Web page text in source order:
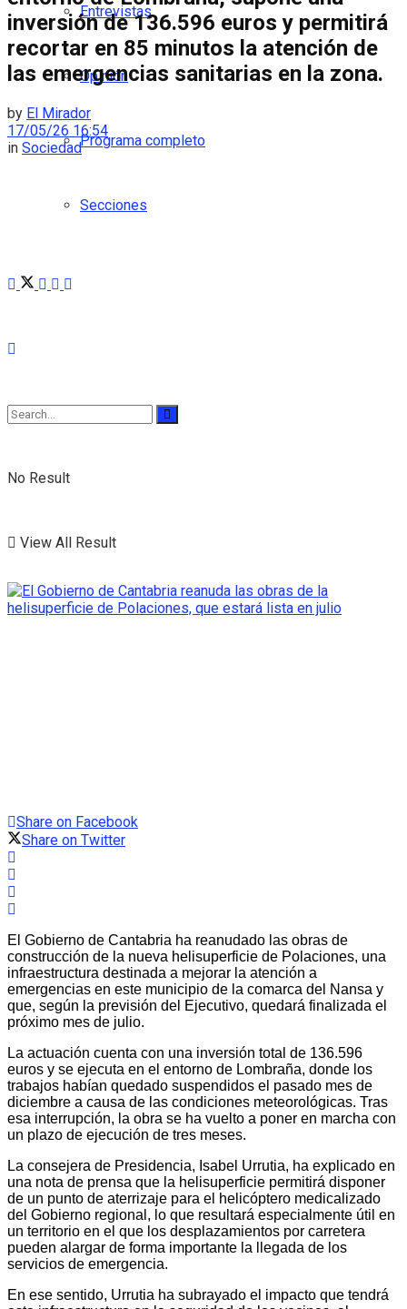
Entrevistas
Opinión
Programa completo
Secciones
No Result
View All Result
inversión de 136.596 euros y permitirá
recortar en 85 minutos la atención de
las emergencias sanitarias en la zona.
by El Mirador
17/05/26 16:54
in Sociedad
Share on Facebook
Share on Twitter
El Gobierno de Cantabria ha reanudado las obras de
construcción de la nueva helisuperficie de Polaciones, una
infraestructura destinada a mejorar la atención a
emergencias en este municipio de la comarca del Nansa y
que, según la previsión del Ejecutivo, quedará finalizada el
próximo mes de julio.
La actuación cuenta con una inversión total de 136.596
euros y se ejecuta en el entorno de Lombraña, donde los
trabajos habían quedado suspendidos el pasado mes de
diciembre a causa de las condiciones meteorológicas. Tras
esa interrupción, la obra se ha vuelto a poner en marcha con
un plazo de ejecución de tres meses.
La consejera de Presidencia, Isabel Urrutia, ha explicado en
una nota de prensa que la helisuperficie permitirá disponer
de un punto de aterrizaje para el helicóptero medicalizado
del Gobierno regional, lo que resultará especialmente útil en
un territorio en el que los desplazamientos por carretera
pueden alargar de forma importante la llegada de los
servicios de emergencia.
En ese sentido, Urrutia ha subrayado el impacto que tendrá